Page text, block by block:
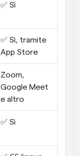
✅ Sì
✅ Sì, tramite
App Store
Zoom,
Google Meet
e altro
✅ Sì